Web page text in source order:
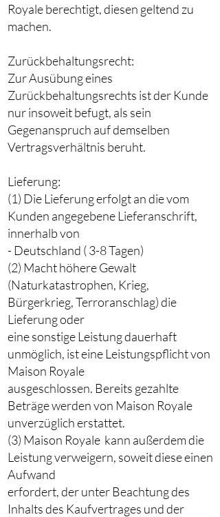
Royale berechtigt, diesen geltend zu
machen.
Zurückbehaltungsrecht:
Zur Ausübung eines
Zurückbehaltungsrechts ist der Kunde
nur insoweit befugt, als sein
Gegenanspruch auf demselben
Vertragsverhältnis beruht.
Lieferung:
(1) Die Lieferung erfolgt an die vom
Kunden angegebene Lieferanschrift,
innerhalb von
- Deutschland ( 3-8 Tagen)
(2) Macht höhere Gewalt
(Naturkatastrophen, Krieg,
Bürgerkrieg, Terroranschlag) die
Lieferung oder
eine sonstige Leistung dauerhaft
unmöglich, ist eine Leistungspflicht von
Maison Royale
ausgeschlossen. Bereits gezahlte
Beträge werden von Maison Royale
unverzüglich erstattet.
(3) Maison Royale kann außerdem die
Leistung verweigern, soweit diese einen
Aufwand
erfordert, der unter Beachtung des
Inhalts des Kaufvertrages und der